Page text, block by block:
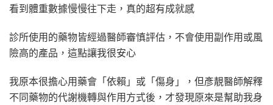
看到體重數據慢慢往下走，真的超有成就感
診所使用的藥物皆經過醫師審慎評估，不會使用副作用或風
險高的產品，這點讓我很安心
我原本很擔心用藥會「依賴」或「傷身」，但彥靚醫師解釋
不同藥物的代謝機轉與作用方式後，才發現原來是幫助我身